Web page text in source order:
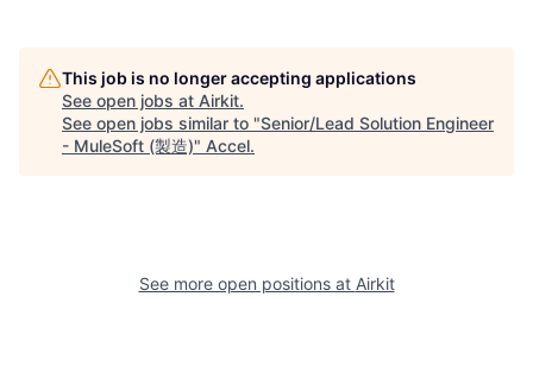
This job is no longer accepting applications
See open jobs at Airkit.
See open jobs similar to "Senior/Lead Solution Engineer
- MuleSoft (製造)" Accel.
See more open positions at Airkit